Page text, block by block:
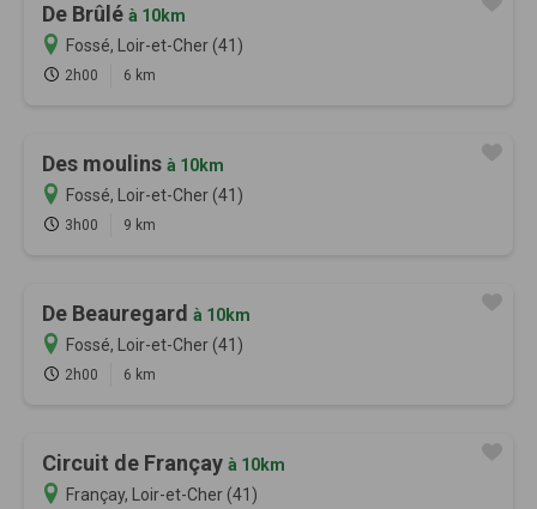
De Brûlé à 10km
Fossé, Loir-et-Cher (41)
2h00 6 km
Des moulins à 10km
Fossé, Loir-et-Cher (41)
3h00 9 km
De Beauregard à 10km
Fossé, Loir-et-Cher (41)
2h00 6 km
Circuit de Françay à 10km
Françay, Loir-et-Cher (41)